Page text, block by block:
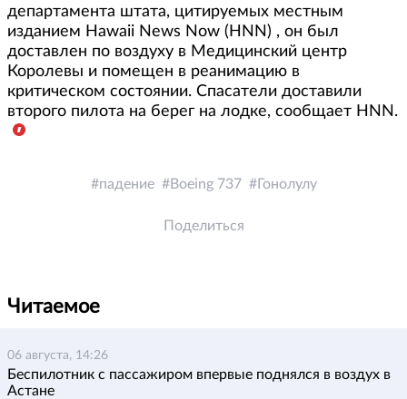
департамента штата, цитируемых местным
изданием Hawaii News Now (HNN) , он был
доставлен по воздуху в Медицинский центр
Королевы и помещен в реанимацию в
критическом состоянии. Спасатели доставили
второго пилота на берег на лодке, сообщает HNN.
падение Boeing 737 Гонолулу
Поделиться
Читаемое
06 августа, 14:26
Беспилотник с пассажиром впервые поднялся в воздух в
Астане